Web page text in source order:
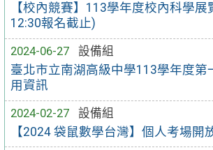
【校內競賽】113學年度校內科學
12:30報名截止)
2024-06-27
設備組
臺北市立南湖高級中學113學年度第
用資訊
2024-02-27
設備組
【2024 袋鼠數學台灣】個人考場開